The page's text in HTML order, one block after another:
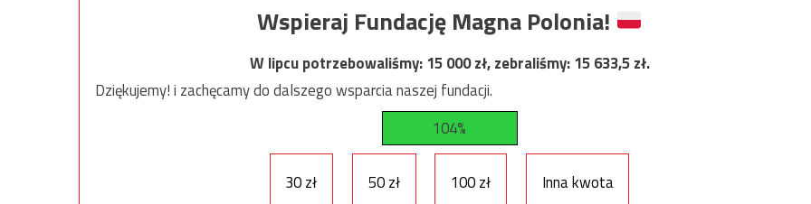
Wspieraj Fundację Magna Polonia!
W lipcu potrzebowaliśmy:15 000zł, zebraliśmy:15 633,5zł.
Dziękujemy! i zachęcamy do dalszego wsparcia naszej fundacji.
104%
30 zł 50 zł 100 zł
Inna kwota